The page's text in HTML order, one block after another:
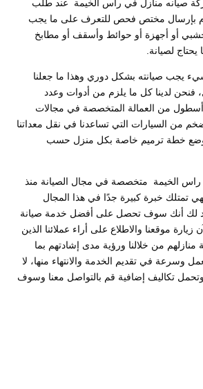
صيانه منازل في راس الخيمة عند طلب
بإرسال مختص فحص للتعرف على ما يجب
أو أجهزة أو حوائط وأسقف أو مطابخ
لصيانة.
يجب صيانته بشكل دوري وهذا ما جعلنا
لدينا كل ما يلزم من أدوات وعدد
أسطول من العمالة المتخصصة في مجالات
من السيارات التي تساعدنا في نقل معداتنا
بوضع خطة ترميم خاصة بكل منزل حسب
الخيمة متخصصة في مجال الصيانة منذ
تمتلك خبرة كبيرة جدًا في هذا المجال
لك أنك سوف تحصل على أفضل خدمة صيانة
زيارة موقعنا والاطلاع على أراء عملائنا الذين
من خلالنا ورؤية مدى إشادتهم بما
وسرعة في تقديم الخدمة والانتهاء منها، لا
تكاليف إضافية قم بالتواصل معنا وسوف